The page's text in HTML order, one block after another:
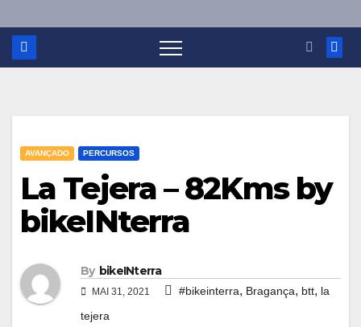
AVANÇADO PERCURSOS
La Tejera – 82Kms by
bikeINterra
By bikeINterra
MAI 31, 2021 #bikeinterra, Bragança, btt, la
tejera